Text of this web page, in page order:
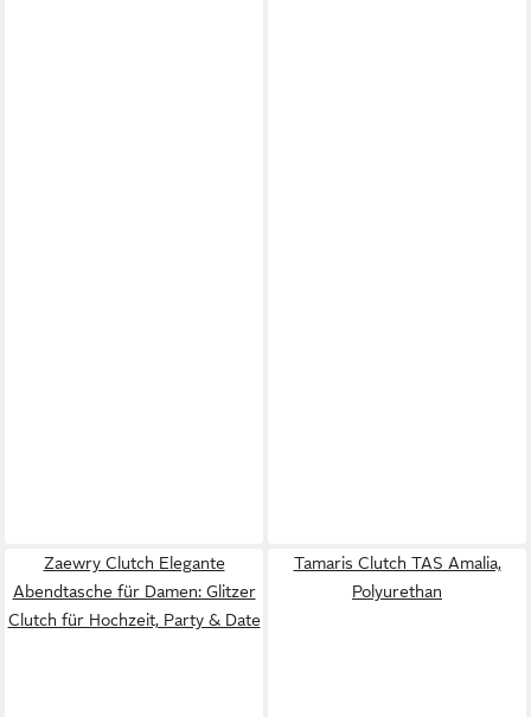
Zaewry Clutch Elegante
Abendtasche für Damen: Glitzer
Clutch für Hochzeit, Party & Date
Tamaris Clutch TAS Amalia,
Polyurethan